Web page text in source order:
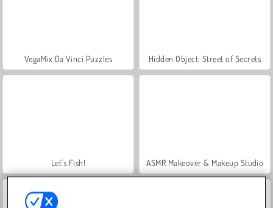
VegaMix Da Vinci Puzzles Hidden Object: Street of Secrets
Let's Fish! ASMR Makeover & Makeup Studio